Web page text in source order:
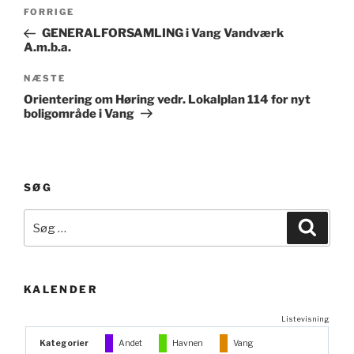
Indlægsnavigation
Forrige
indlæg
FORRIGE
GENERALFORSAMLING i Vang Vandværk
A.m.b.a.
Næste
indlæg
NÆSTE
Orientering om Høring vedr. Lokalplan 114 for nyt
boligområde i Vang
SØG
efter:
KALENDER
Listevisning
Kategorier Andet Havnen Vang